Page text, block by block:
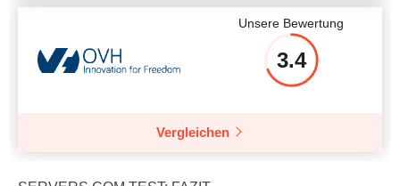
Unsere Bewertung
3.4
Vergleichen